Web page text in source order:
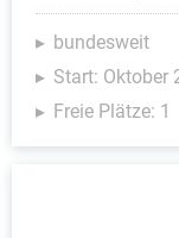
bundesweit
Start: Oktober
Freie Plätze: 1